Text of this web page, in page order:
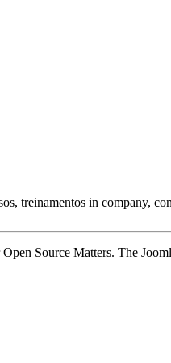
treinamentos in company,
Source Matters. The